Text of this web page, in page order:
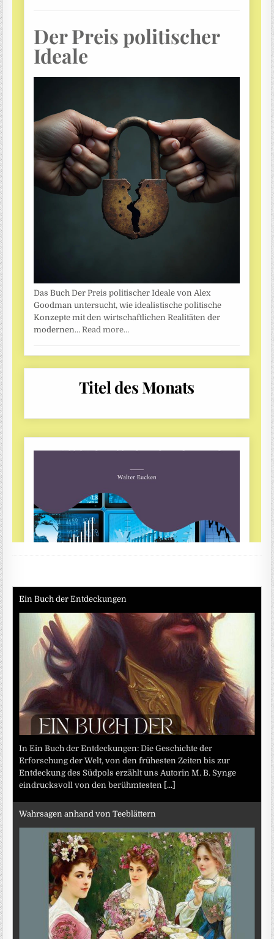
Ein Buch der Entdeckungen
In Ein Buch der Entdeckungen: Die Geschichte der
Erforschung der Welt, von den frühesten Zeiten bis zur
Entdeckung des Südpols erzählt uns Autorin M. B. Synge
eindrucksvoll von den berühmtesten [...]
Wahrsagen anhand von Teeblättern